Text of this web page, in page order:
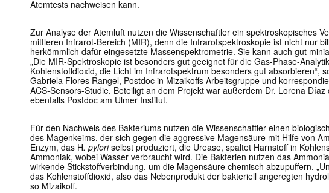
Atemtests nachweisen kann.
Zur Analyse der Atemluft nutzen die Wissenschaftler ein spektroskopisches
mittleren Infrarot-Bereich (MIR), denn die Infrarotspektroskopie ist nicht nur
herkömmlich dafür eingesetzte Massenspektrometrie. Sie kann auch gut
„Die MIR-Spektroskopie ist besonders gut geeignet für die Gas-Phase-
Kohlenstoffdioxid, die Licht im Infrarotspektrum besonders gut absorbieren“,
Gabriela Flores Rangel, Postdoc in Mizaikoffs Arbeitsgruppe und
ACS-Sensors-Studie. Beteiligt an dem Projekt war außerdem Dr. Lorena
ebenfalls Postdoc am Ulmer Institut.
Für den Nachweis des Bakteriums nutzen die Wissenschaftler einen
des Magenkeims, der sich gegen die aggressive Magensäure mit Hilfe von
Enzym, das H. pyloriselbst produziert, die Urease, spaltet Harnstoff in
Ammoniak, wobei Wasser verbraucht wird. Die Bakterien nutzen das
wirkende Stickstoffverbindung, um die Magensäure chemisch abzupuffern.
das Kohlenstoffdioxid, also das Nebenprodukt der bakteriell angeregten
so Mizaikoff.